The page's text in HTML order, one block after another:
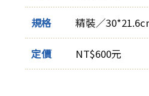
規格 精裝／
定價 NT$600元